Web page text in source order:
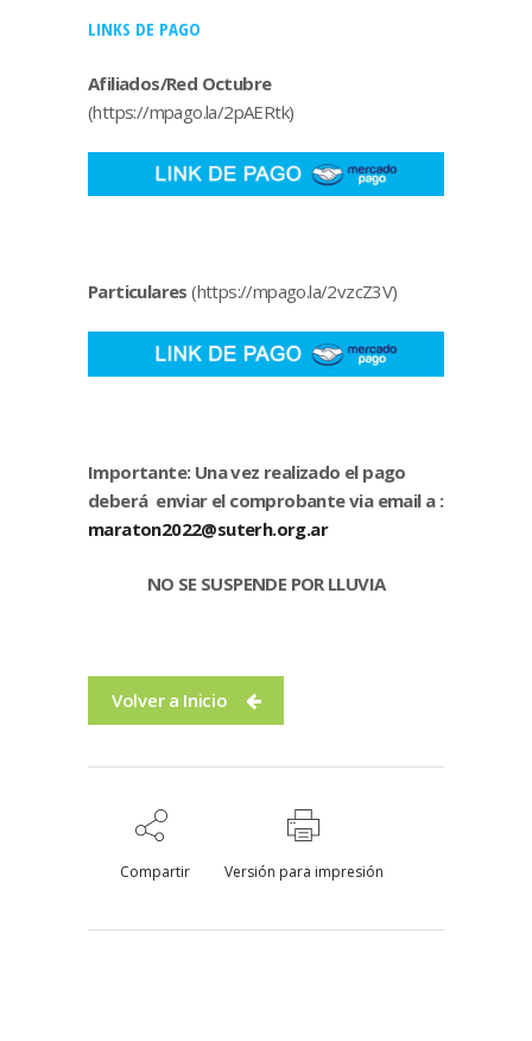
LINKS DE PAGO
Afiliados/Red Octubre
(https://mpago.la/2pAERtk)
Particulares (https://mpago.la/2vzcZ3V)
Importante: Una vez realizado el pago
deberá enviar el comprobante via email a :
maraton2022@suterh.org.ar
NO SE SUSPENDE POR LLUVIA
Volver a Inicio
Compartir Versión para impresión